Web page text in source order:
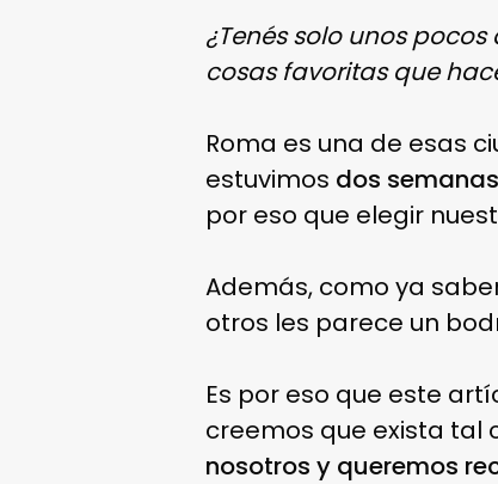
¿Tenés solo unos
cosas favoritas que
Roma es una de esas
estuvimos dos semanas
por eso que elegir
Además, como ya
otros les parece un
Es por eso que este
creemos que exista tal
nosotros y queremos